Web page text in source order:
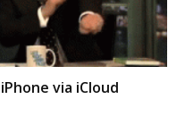
via iCloud